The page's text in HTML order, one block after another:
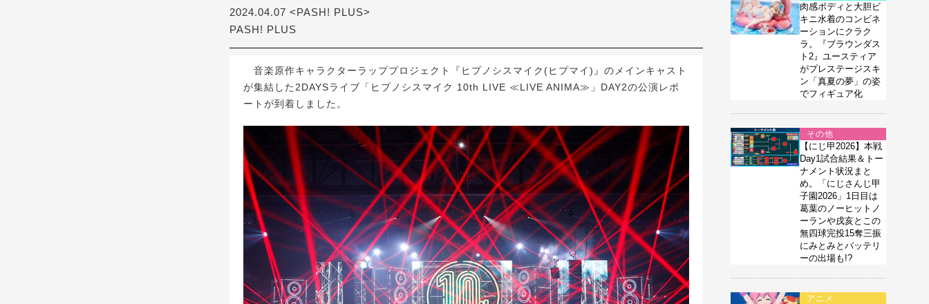
2024.04.07 <PASH! PLUS>
PASH! PLUS
音楽原作キャラクターラッププロジェクト『ヒプノシスマイク(ヒプマイ)』のメインキャスト
が集結した2DAYSライブ「ヒプノシスマイク 10th LIVE ≪LIVE ANIMA≫」DAY2の公演レポ
ートが到着しました。
肉感ボディと大胆ビ
キニ水着のコンビネ
ーションにクラク
ラ。『ブラウンダス
ト2』ユースティア
がプレステージスキ
ン「真夏の夢」の姿
でフィギュア化
その他
【にじ甲2026】本戦
Day1試合結果＆トー
ナメント状況まと
め。「にじさんじ甲
子園2026」1日目は
葛葉のノーヒットノ
ーランや戌亥とこの
無四球完投15奪三振
にみとみとバッテリ
ーの出場も!?
アニメ